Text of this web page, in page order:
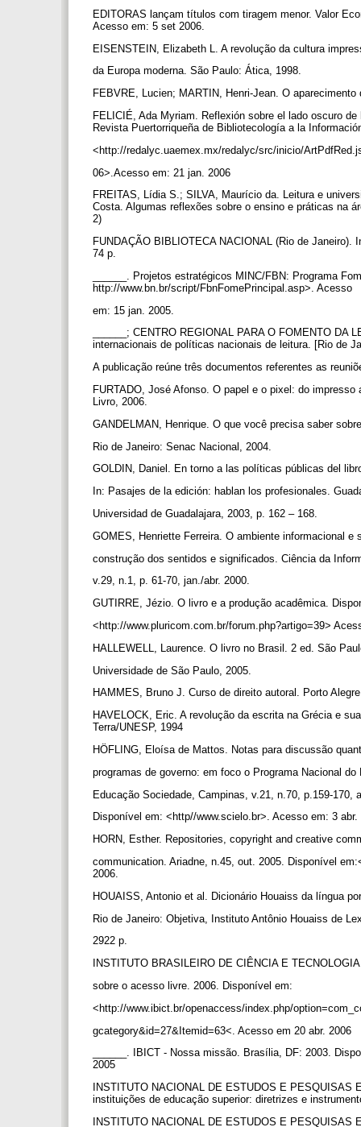
EDITORAS lançam títulos com tiragem menor. Valor
Acesso em: 5 set 2006.
EISENSTEIN, Elizabeth L. A revolução da cultura
da Europa moderna. São Paulo: Ática, 1998.
FEBVRE, Lucien; MARTIN, Henri-Jean. O
FELICIÉ, Ada Myriam. Reflexión sobre el lado oscuro
Revista Puertorriqueña de Bibliotecología a la
<http://redalyc.uaemex.mx/redalyc/src/inicio/
06>.Acesso em: 21 jan. 2006
FREITAS, Lídia S.; SILVA, Maurício da. Leitura e
Costa. Algumas reflexões sobre o ensino e práticas na
2)
FUNDAÇÃO BIBLIOTECA NACIONAL (Rio de
74 p.
______. Projetos estratégicos MINC/FBN: Programa
http://www.bn.br/script/FbnFomePrincipal.asp>. Acesso
em: 15 jan. 2005.
______; CENTRO REGIONAL PARA O FOMENTO DA
internacionais de políticas nacionais de leitura. [Rio de
A publicação reúne três documentos referentes as
FURTADO, José Afonso. O papel e o pixel: do
Livro, 2006.
GANDELMAN, Henrique. O que você precisa saber
Rio de Janeiro: Senac Nacional, 2004.
GOLDIN, Daniel. En torno a las políticas públicas del
In: Pasajes de la edición: hablan los profesionales.
Universidad de Guadalajara, 2003, p. 162 – 168.
GOMES, Henriette Ferreira. O ambiente informacional e
construção dos sentidos e significados. Ciência da
v.29, n.1, p. 61-70, jan./abr. 2000.
GUTIRRE, Jézio. O livro e a produção acadêmica.
<http://www.pluricom.com.br/forum.php?artigo=39>
HALLEWELL, Laurence. O livro no Brasil. 2 ed. São
Universidade de São Paulo, 2005.
HAMMES, Bruno J. Curso de direito autoral. Porto
HAVELOCK, Eric. A revolução da escrita na Grécia e
Terra/UNESP, 1994
HÖFLING, Eloísa de Mattos. Notas para discussão
programas de governo: em foco o Programa Nacional
Educação Sociedade, Campinas, v.21, n.70, p.159-170,
Disponível em: <http//www.scielo.br>. Acesso em: 3
HORN, Esther. Repositories, copyright and creative
communication. Ariadne, n.45, out. 2005. Disponível
2006.
HOUAISS, Antonio et al. Dicionário Houaiss da língua
Rio de Janeiro: Objetiva, Instituto Antônio Houaiss de
2922 p.
INSTITUTO BRASILEIRO DE CIÊNCIA E
sobre o acesso livre. 2006. Disponível em:
<http://www.ibict.br/openaccess/index.php/
gcategory&id=27&Itemid=63<. Acesso em 20 abr. 2006
______. IBICT - Nossa missão. Brasília, DF: 2003.
2005
INSTITUTO NACIONAL DE ESTUDOS E
instituições de educação superior: diretrizes e
INSTITUTO NACIONAL DE ESTUDOS E